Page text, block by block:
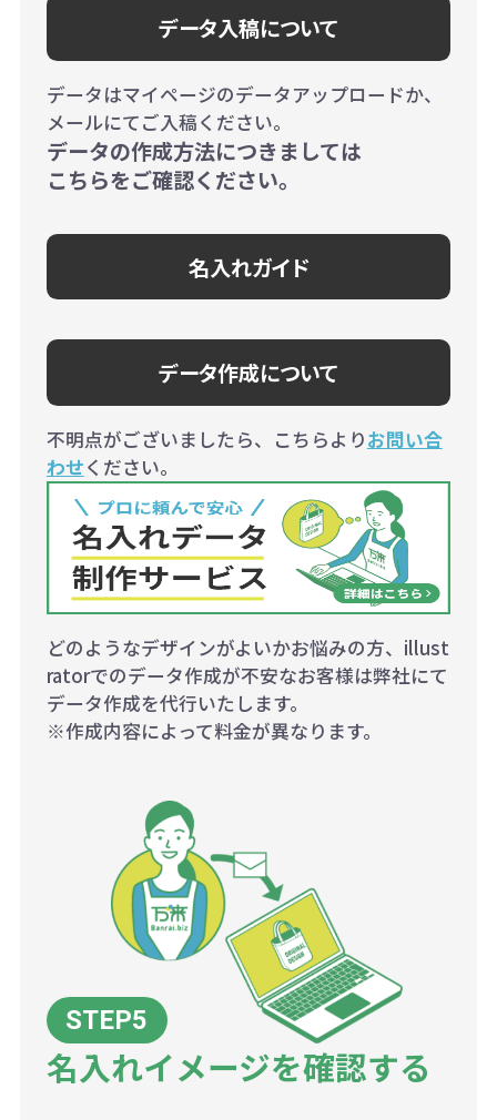
データ入稿について
データはマイページのデータアップロードか、
メールにてご入稿ください。
データの作成方法につきましては
こちらをご確認ください。
名入れガイド
データ作成について
不明点がございましたら、こちらよりお問い合
わせください。
どのようなデザインがよいかお悩みの方、illust
ratorでのデータ作成が不安なお客様は弊社にて
データ作成を代行いたします。
※作成内容によって料金が異なります。
名入れイメージを確認する